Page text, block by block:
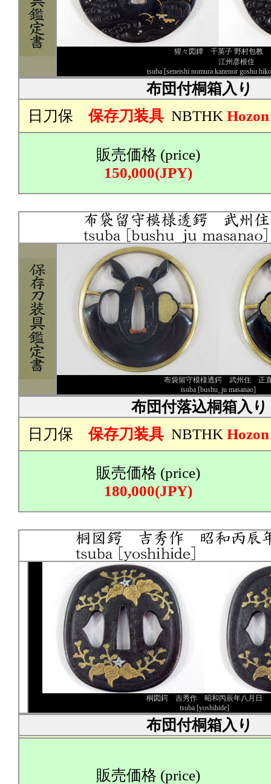
猩々図鐔 千英子 野村包教
江州彦根住
tsuba [seneishi nomura kanenor goshu
布団付桐箱入り
日刀保 保存刀装具 NBTHK Hozon
販売価格 (price)
150,000(JPY)
布袋留守模様透鍔 武州住 正
tsuba [bushu_ju masanao]
布団付落込桐箱入り
日刀保 保存刀装具 NBTHK Hozon
販売価格 (price)
180,000(JPY)
桐図鍔 吉秀作 昭和丙辰年八月日
tsuba [yoshihide]
布団付桐箱入り
販売価格 (price)